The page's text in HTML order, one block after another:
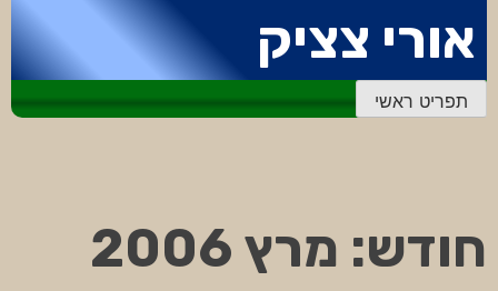
לתוכן
אורי צציק
תפריט ראשי
חודש: מרץ 2006